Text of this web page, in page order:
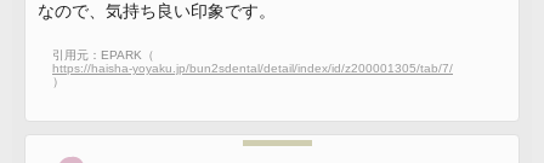
なので、気持ち良い印象です。
引用元：EPARK（
https://haisha-yoyaku.jp/bun2sdental/detail/index/id/z200001305/tab/7/
）